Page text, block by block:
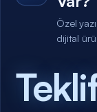
Özel
dijital